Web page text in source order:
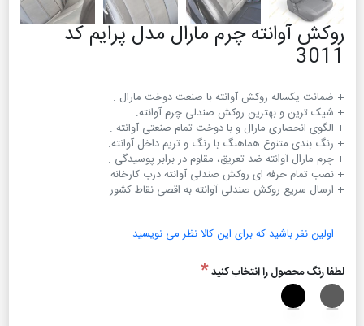
روکش آوانته چرم مارال مدل پرایم کد
3011
+ ارسال سریع روکش صندلی آوانته به اقصی نقاط کشور
اولین نفر باشید که برای این کالا نظر می نویسید
لطفا رنگ محصول را انتخاب کنید*